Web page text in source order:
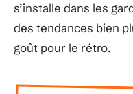
s’installe dans les
des tendances bien
goût pour le rétro.